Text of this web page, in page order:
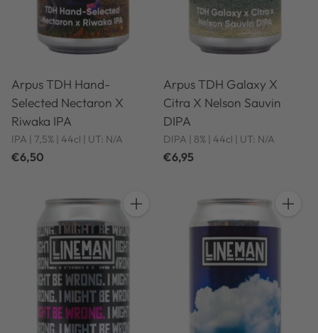
Arpus TDH Hand-
Selected Nectaron X
Riwaka IPA
IPA | 7,5% | 44cl | UT: N/A
€6,50
Arpus TDH Galaxy X
Citra X Nelson Sauvin
DIPA
DIPA | 8% | 44cl | UT: N/A
€6,95